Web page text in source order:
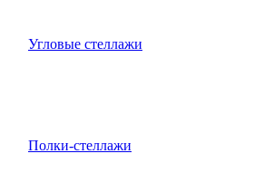
Угловые стеллажи
Полки-стеллажи